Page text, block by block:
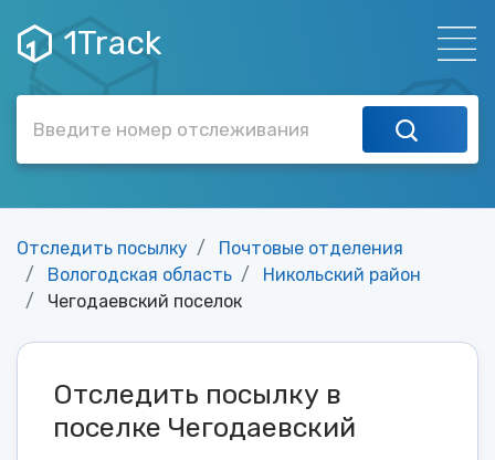
1Track
Отследить посылку
Почтовые отделения
Вологодская область
Никольский район
Чегодаевский поселок
Отследить посылку в
поселке Чегодаевский